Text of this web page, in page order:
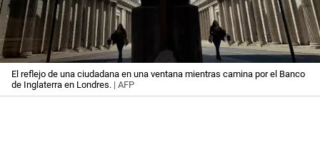
El reflejo de una ciudadana en una ventana mientras camina por el Banco
de Inglaterra en Londres. | AFP